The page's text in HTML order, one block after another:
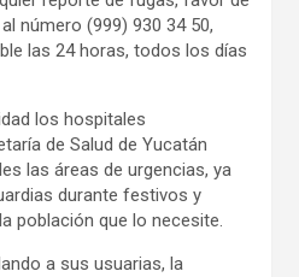
número (999) 930 34 50,
las 24 horas, todos los días
los hospitales
de Salud de Yucatán
las áreas de urgencias, ya
durante festivos y
población que lo necesite.
a sus usuarias, la